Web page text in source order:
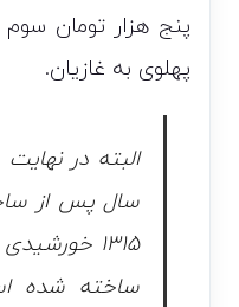
پنج هزار تومان سوم
پهلوی به غازیان.
البته در
سال پس از
۱۳۱۵
ساخته شده‌